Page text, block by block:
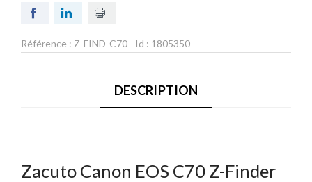
Référence : Z-FIND-C70 - Id : 1805350
DESCRIPTION
Zacuto Canon EOS C70 Z-Finder